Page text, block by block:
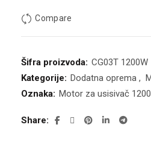
Compare
Šifra proizvoda: CG03T 1200W
Kategorije: Dodatna oprema ,
Oznaka: Motor za usisivač
Share